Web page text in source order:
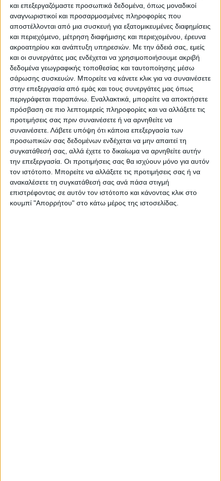
και επεξεργαζόμαστε προσωπικά δεδομένα, όπως μοναδικοί
αναγνωριστικοί και προσαρμοσμένες πληροφορίες που
αποστέλλονται από μια συσκευή για εξατομικευμένες διαφημίσεις
και περιεχόμενο, μέτρηση διαφήμισης και περιεχομένου, έρευνα
ακροατηρίου και ανάπτυξη υπηρεσιών. Με την άδειά σας, εμείς
και οι συνεργάτες μας ενδέχεται να χρησιμοποιήσουμε ακριβή
δεδομένα γεωγραφικής τοποθεσίας και ταυτοποίησης μέσω
σάρωσης συσκευών. Μπορείτε να κάνετε κλικ για να συναινέσετε
στην επεξεργασία από εμάς και τους συνεργάτες μας όπως
περιγράφεται παραπάνω. Εναλλακτικά, μπορείτε να αποκτήσετε
πρόσβαση σε πιο λεπτομερείς πληροφορίες και να αλλάξετε τις
προτιμήσεις σας πριν συναινέσετε ή να αρνηθείτε να
συναινέσετε. Λάβετε υπόψη ότι κάποια επεξεργασία των
προσωπικών σας δεδομένων ενδέχεται να μην απαιτεί τη
συγκατάθεσή σας, αλλά έχετε το δικαίωμα να αρνηθείτε αυτήν
την επεξεργασία. Οι προτιμήσεις σας θα ισχύουν μόνο για αυτόν
τον ιστότοπο. Μπορείτε να αλλάξετε τις προτιμήσεις σας ή να
ανακαλέσετε τη συγκατάθεσή σας ανά πάσα στιγμή
επιστρέφοντας σε αυτόν τον ιστότοπο και κάνοντας κλικ στο
κουμπί "Απορρήτου" στο κάτω μέρος της ιστοσελίδας.
Α.Ο Μαυραική- Α.Ε Καππαδοκικού…4-1
Α.Ε Λεονταρίου – Α.Ο Κρανέας……..1-0
Α.Ο Αγναντερού – Δόξα Μασχολουρίου..3-1
Ατρόμητος Παλαμά – Α.Ο Φύλλου ….1-0
Α.Ο Μυρίνης – Α.Σ Διγενής……………3-1
Τετάρτη 15-11-2023 και ώρα 14:45
Α.Ο Ν. Ικονίου – Α.Ο Αστέρας
Μαριολάς – Βογιατζής – Δημάκης
Α.Ο Μελισσοχωρίου – Άρης Καρδίτσας (γηπ:
Κρύας Βρύσης)
Κουκούλη – Μάμαλης – Καλαμπάκα
ΠΟΜ Θεσσαλικός – Απόλλων Μακρυχωρίου
Τζέλλος – Γιαννής – Κόκκινος
ΑΟΚ Πάμισσος – Α.Ε Μουζακίου (ο αγώνας
θα διεξαχθεί την Τετάρτη 22-11-2023)